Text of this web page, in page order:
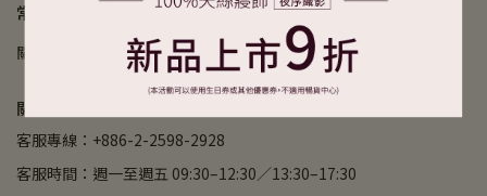
常見問題
關於BBL 門市查詢 退款政策 隱私政策 服務條款
關於我們（夏越實業股份有限公司｜82953743 ）
客服專線：+886-2-2598-2928
客服時間：週一至週五 09:30–12:30／13:30–17:30